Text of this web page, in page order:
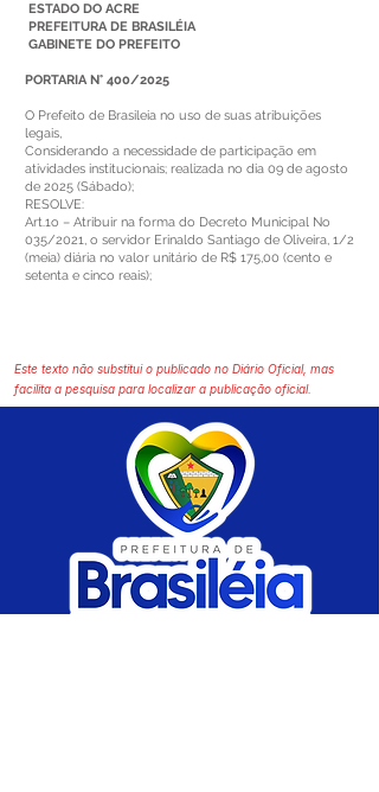
ESTADO DO ACRE
PREFEITURA DE BRASILÉIA
GABINETE DO PREFEITO
PORTARIA N° 400/2025
O Prefeito de Brasileia no uso de suas atribuições
legais,
Considerando a necessidade de participação em
atividades institucionais; realizada no dia 09 de agosto
de 2025 (Sábado);
RESOLVE:
Art.1o – Atribuir na forma do Decreto Municipal No
035/2021, o servidor Erinaldo Santiago de Oliveira, 1/2
(meia) diária no valor unitário de R$ 175,00 (cento e
setenta e cinco reais);
Este texto não substitui o publicado no Diário Oficial, mas
facilita a pesquisa para localizar a publicação oficial.